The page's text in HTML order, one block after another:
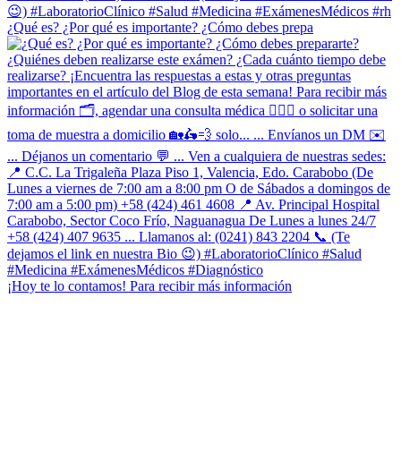
¿Qué es? ¿Por qué es importante? ¿Cómo debes prepa
¡Hoy te lo contamos! Para recibir más información